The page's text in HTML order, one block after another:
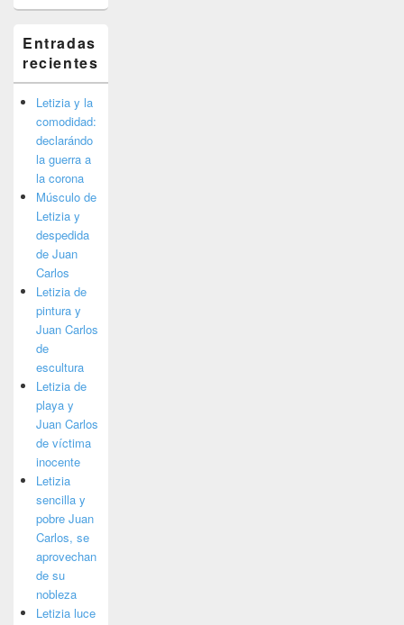
Entradas
recientes
Letizia y la
comodidad:
declarándo
la guerra a
la corona
Músculo de
Letizia y
despedida
de Juan
Carlos
Letizia de
pintura y
Juan Carlos
de
escultura
Letizia de
playa y
Juan Carlos
de víctima
inocente
Letizia
sencilla y
pobre Juan
Carlos, se
aprovechan
de su
nobleza
Letizia luce